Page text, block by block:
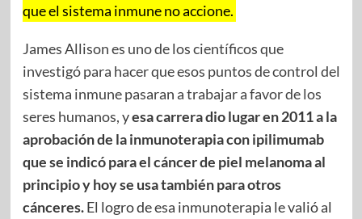
que el sistema inmune no accione.
James Allison es uno de los científicos que
investigó para hacer que esos puntos de control del
sistema inmune pasaran a trabajar a favor de los
seres humanos,yesa carrera dio lugar en 2011 a la
aprobación de la inmunoterapia con ipilimumab
que se indicó para el cáncer de piel melanoma al
principio y hoy se usa también para otros
cánceres.El logro de esa inmunoterapia le valió al